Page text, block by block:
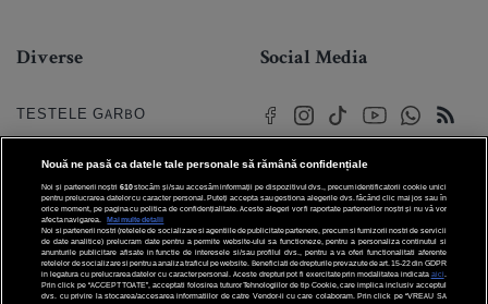
Diverse
TESTELE GARBO
HOROSCOP
HOROSCOPUL IUBIRII
FORUMURI
TRATAMENTE NATURISTE
Social Media
© 2026 Internet Corp SRL
Toate drepturile rezervate
Nouă ne pasă ca datele tale personale să rămână confidențiale
Noi și partenerii noștri 610stocăm și/sau accesăm informații pe dispozitivul dvs., precum identificatorii cookie unici
pentru prelucrarea datelor cu caracter personal. Puteți accepta sau gestiona alegerile dvs. făcând clic mai jos sau în
orice moment, pe pagina cu politica de confidențialitate. Aceste alegeri vor fi raportate partenerilor noștri și nu vă vor
afecta navigarea.
Mai multe detalii
Noi si partenerii nostri (retelele de socializare si agentiile de publicitate partenere, precum si furnizorii nostri de servicii
de date analitice) prelucram date pentru a permite website-ului sa functioneze, pentru a personaliza continutul si
anunturile publicitare afisate in functie de interesele si/sau profilul dvs., pentru a va oferi functionalitati aferente
retelelor de socializare si pentru a analiza traficul pe website. Beneficiati de drepturile prevazute de art. 15-22 din GDPR
in legatura cu prelucrarea datelor cu caracter personal. Aceste drepturi pot fi exercitate prin modalitatea indicata aici
Prin click pe “ACCEPT TOATE”, acceptati folosirea tuturor Tehnologiilor de tip Cookie, care implica inclusiv acceptul
dvs. cu privire la stocarea/accesarea informatiilor de catre Vendor-ii cu care colaboram. Prin click pe “VREAU SA